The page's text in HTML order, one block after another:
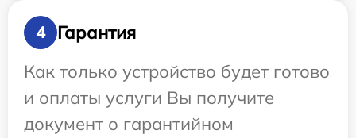
4
Гарантия
Как только устройство будет готово
и оплаты услуги Вы получите
документ о гарантийном